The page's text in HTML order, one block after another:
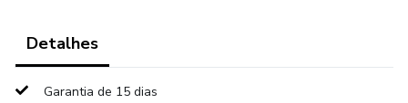
O resultado final é uma transformação completa: postura
relações mais íntimas e verdadeiras. Olhas ao espelho e
Detalhes
Garantia de 15 dias